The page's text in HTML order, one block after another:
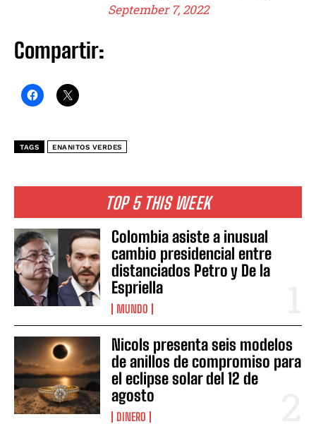
TOP 5 THIS WEEK
Colombia asiste a inusual
cambio presidencial entre
distanciados Petro y De la
Espriella
MUNDO
Nicols presenta seis modelos
de anillos de compromiso para
el eclipse solar del 12 de
agosto
DINERO
September 7, 2022
Compartir:
TAGS ENANITOS VERDES